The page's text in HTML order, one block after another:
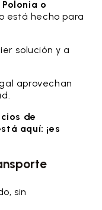
o
está hecho para
solución y a
aprovechan
de
aquí: ¡es
sin